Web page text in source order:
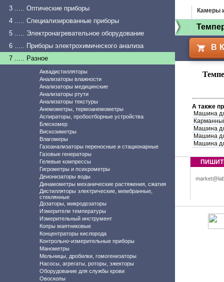
3 ..... Оптические приборы
4 ..... Специализированные приборы
5 ..... Электронагревательное оборудование
6 ..... Приборы электрохимического анализа
7 ..... Разное
Аквадистилляторы
Анализаторы влажности
Анализаторы медицинские
Анализаторы ртути
Анализаторы текстуры
Анемометры, термоанемометры
Аспираторы, пробоотборные устройства
Блескомер
Вискозиметры
Влагомеры
Газоанализаторы переносные и стационарные
Газовые генераторы
Гелевые компрессы
Гигрометры и психрометры
Деионизаторы воды
Динамометры механические растяжения, сжатия
Дистилляторы электрические, мембранные,
стеклянные
Дозаторы, микродозаторы
Измерители температуры
Измерительный инструмент
Копры маятниковые
Концентраторы кислорода
Контрольно-измерительные приборы
Манометры
Мельницы, дробилки, гомогенизаторы
Насосы, агрегаты, роторы, эжекторы
Оборудование для службы крови
Овоскопы
Камеры
В
А также
Машина
Машина
Машина
Машина